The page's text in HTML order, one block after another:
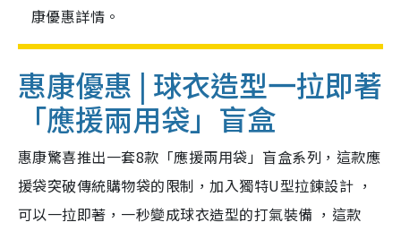
康優惠詳情。
惠康優惠 | 球衣造型一拉即著
「應援兩用袋」盲盒
惠康驚喜推出一套8款「應援兩用袋」盲盒系列，這款應
援袋突破傳統購物袋的限制，加入獨特U型拉鍊設計 ，
可以一拉即著，一秒變成球衣造型的打氣裝備 ，這款